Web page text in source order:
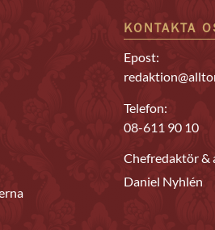
KONTAKTA
Epost:
Telefon:
08-611 90 10
Chefredaktör &
Daniel Nyhlén